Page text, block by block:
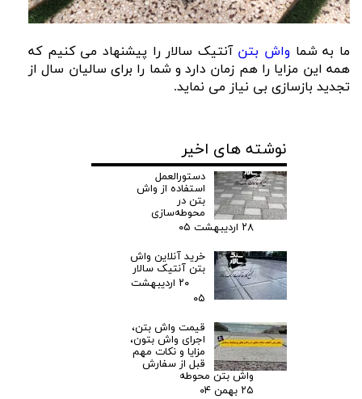
ما به شما واش بتن آنتیک سالار را پیشنهاد می کنیم که
همه این مزایا را هم زمان دارد و شما را برای سالیان سال از
تجدید بازسازی بی نیاز می نماید.
نوشته های اخیر
دستورالعمل
استفاده از واش
بتن در
محوطه‌سازی
۲۸ اردیبهشت ۰۵
خرید آنلاین واش
بتن آنتیک سالار
۲۰ اردیبهشت
۰۵
قیمت واش بتن،
اجرای واش بتون،
مزایا و نکات مهم
قبل از سفارش
واش بتن محوطه
۲۵ بهمن ۰۴